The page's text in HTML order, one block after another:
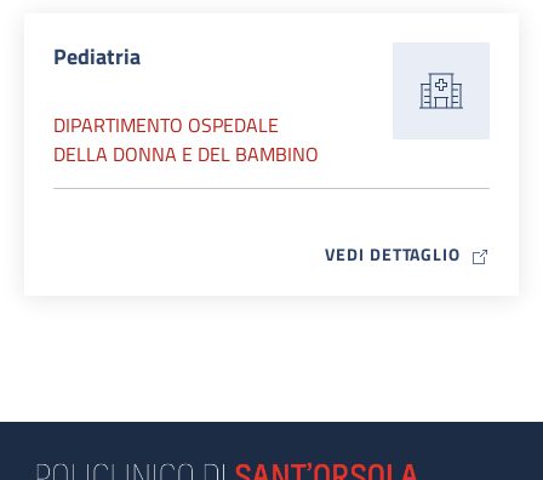
Pediatria
DIPARTIMENTO OSPEDALE
DELLA DONNA E DEL BAMBINO
VEDI DETTAGLIO MAP ICON